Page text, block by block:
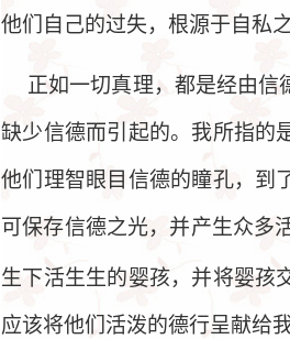
他们自己的过失，根源于自私之
正如一切真理，都是经由信
缺少信德而引起的。我所指的
他们理智眼目信德的瞳孔，到
可保存信德之光，并产生众多
生下活生生的婴孩，并将婴孩
应该将他们活泼的德行呈献给我